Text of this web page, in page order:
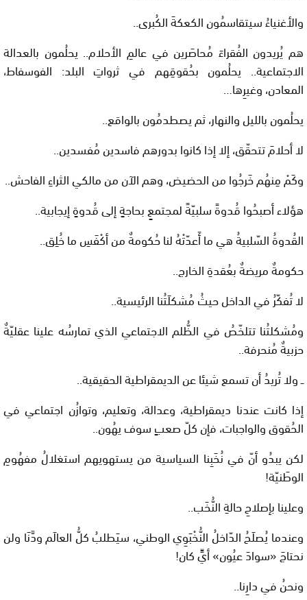
والأغنياءُ سيتقاسمُون الكعكةَ الكُبرى..
هم يُريدون الفُقراءَ مُحاصَرين في عالمِ الأحلام.. يحلُمون بالعدالة
الاجتماعية.. يحلُمون بحُقوقِهم في ثرواتِ البلد: الفوسفاط،
المعادن، وغيرِها…
يحلُمون بالليل والنهار، ثم يصطدمُون بالواقع..
لا أحلامَ تتحقّق، إلا إذا كانوا بدورهم فاسدين مُفسدين..
وكَمْ مِنهُم خَرجُوا من الحضيض، وهم الآن من مالكي الثراءِ الفاحش..
هؤلاء أصبحُوا قُدوةً سلبيّةً لمجتمعٍ بحاجةٍ إلى قُدوةٍ إيجابية..
القُدوةُ السّلبيةُ هي ما أَعدّتْهُ لنا حُكومةٌ من أكْفَسِ ما خُلِق..
حكومةٌ مريضةٌ بعُقدةِ الخارج..
لا تُفكّرُ في الداخل حيثُ مُشكلَتُنا الرئيسية..
ومُشكلتُنا تتلخّصُ في الظُّلم الاجتماعي الذي تمارسُه علينا عقليّةٌ
حزبيةٌ مُنحرفة..
ــ ولا تُريدُ أن تسمع شيئا عن الديمقراطية الحقيقية..
إذا كانت عندنا ديمقراطية، وعدالة، وتعليم، وتوازُن اجتماعي في
الحُقوق والواجبات، فإن كلّ صعبٍ سوف يهُون..
لكن يبدُو أنّ في نُخَبِنا السياسية من يستهويهم استغلالُ مفهُومِ
الوطَنيّة!
وعلينا بإصلاحِ حالةِ النُّخَب..
وعندما يُصلَحُ الدّاخلُ النُّخْبَوِي الوطني، سيَطلبُ كلُّ العالَم ودَّنَا ولن
نحتاجَ «سوادَ عيُون» أيٍّ كان!
ونحنُ في دارِنا..